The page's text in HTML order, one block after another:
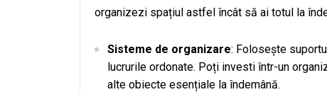
organizezi spațiul astfel încât să ai totul la
Sisteme de organizare: Folosește
lucrurile ordonate. Poți investi într-un
alte obiecte esențiale la îndemână.